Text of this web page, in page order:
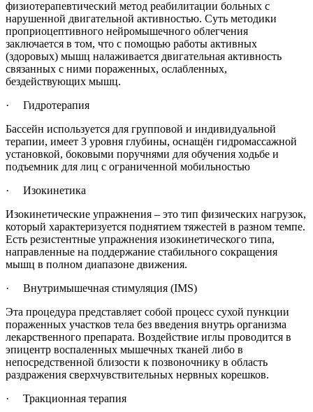
физиотерапевтический метод реабилитации больных с
нарушенной двигательной активностью. Суть методики
проприоцептивного нейромышечного облегчения
заключается в том, что с помощью работы активных
(здоровых) мышц налаживается двигательная активность
связанных с ними пораженных, ослабленных,
бездействующих мышц.
· Гидротерапия
Бассейн используется для групповой и индивидуальной
терапии, имеет 3 уровня глубины, оснащён гидромассажной
установкой, боковыми поручнями для обучения ходьбе и
подъемник для лиц с ограниченной мобильностью
· Изокинетика
Изокинетические упражнения – это тип физических нагрузок,
который характеризуется поднятием тяжестей в разном темпе.
Есть резистентные упражнения изокинетического типа,
направленные на поддержание стабильного сокращения
мышц в полном диапазоне движения.
· Внутримышечная стимуляция (IMS)
Эта процедура представляет собой процесс сухой пункции
пораженных участков тела без введения внутрь организма
лекарственного препарата. Воздействие иглы проводится в
эпицентр воспаленных мышечных тканей либо в
непосредственной близости к позвоночнику в область
раздражения сверхчувствительных нервных корешков.
· Тракционная терапия